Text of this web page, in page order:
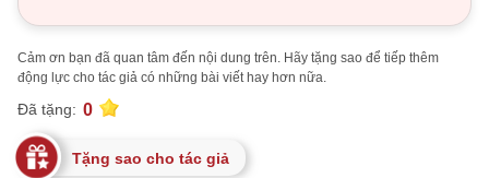
Cảm ơn bạn đã quan tâm đến nội dung trên. Hãy tặng sao để tiếp thêm
động lực cho tác giả có những bài viết hay hơn nữa.
Đã tặng: 0
Tặng sao cho tác giả